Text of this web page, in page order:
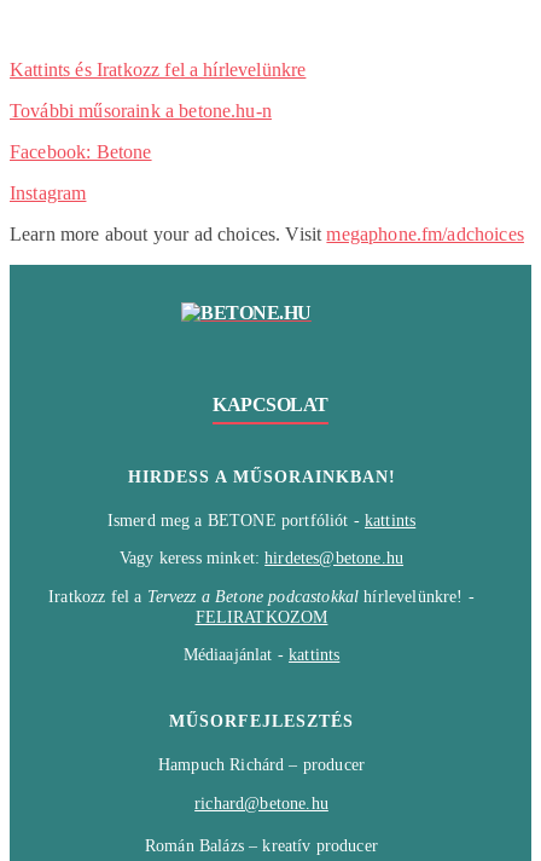
Kattints és Iratkozz fel a hírlevelünkre
További műsoraink a betone.hu-n
Facebook: Betone
Instagram
Learn more about your ad choices. Visitmegaphone.fm/adchoices
KAPCSOLAT
HIRDESS A MŰSORAINKBAN!
Ismerd meg a BETONE portfóliót - kattints
Vagy keress minket:hirdetes@betone.hu
Iratkozz fel a Tervezz a Betone podcastokkal hírlevelünkre! -
FELIRATKOZOM
Médiaajánlat -kattints
MŰSORFEJLESZTÉS
Hampuch Richárd – producer
richard@betone.hu
Román Balázs – kreatív producer